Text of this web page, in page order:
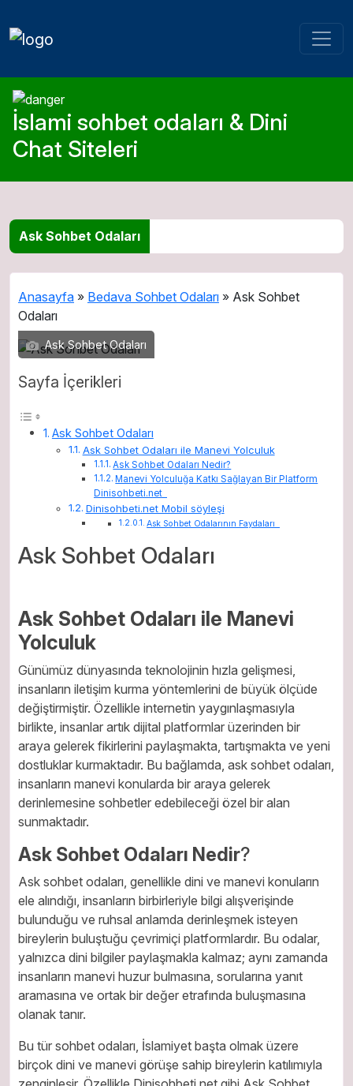
İslami sohbet odaları & Dini
Chat Siteleri
Ask Sohbet Odaları
Anasayfa » Bedava Sohbet Odaları » Ask Sohbet
Odaları
Ask Sohbet Odaları
Sayfa İçerikleri
Ask Sohbet Odaları
Ask Sohbet Odaları ile Manevi Yolculuk
Ask Sohbet Odaları Nedir?
Manevi Yolculuğa Katkı Sağlayan Bir Platform
Dinisohbeti.net
Dinisohbeti.net Mobil söyleşi
Ask Sohbet Odalarının Faydaları
Ask Sohbet Odaları
Ask Sohbet Odaları ile Manevi
Yolculuk
Günümüz dünyasında teknolojinin hızla gelişmesi,
insanların iletişim kurma yöntemlerini de büyük ölçüde
değiştirmiştir. Özellikle internetin yaygınlaşmasıyla
birlikte, insanlar artık dijital platformlar üzerinden bir
araya gelerek fikirlerini paylaşmakta, tartışmakta ve yeni
dostluklar kurmaktadır. Bu bağlamda, ask sohbet odaları,
insanların manevi konularda bir araya gelerek
derinlemesine sohbetler edebileceği özel bir alan
sunmaktadır.
Ask Sohbet Odaları Nedir?
Ask sohbet odaları, genellikle dini ve manevi konuların
ele alındığı, insanların birbirleriyle bilgi alışverişinde
bulunduğu ve ruhsal anlamda derinleşmek isteyen
bireylerin buluştuğu çevrimiçi platformlardır. Bu odalar,
yalnızca dini bilgiler paylaşmakla kalmaz; aynı zamanda
insanların manevi huzur bulmasına, sorularına yanıt
aramasına ve ortak bir değer etrafında buluşmasına
olanak tanır.
Bu tür sohbet odaları, İslamiyet başta olmak üzere
birçok dini ve manevi görüşe sahip bireylerin katılımıyla